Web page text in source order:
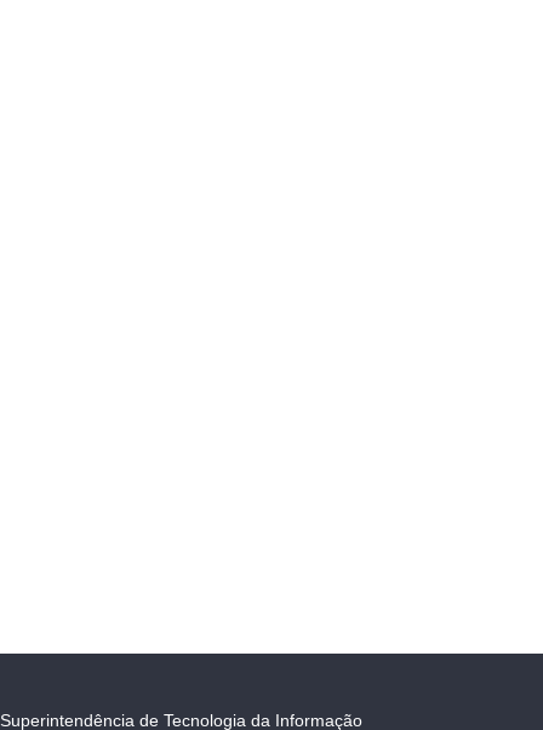
Superintendência de Tecnologia da Informação